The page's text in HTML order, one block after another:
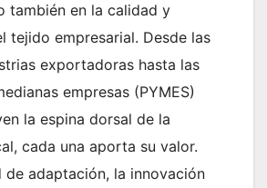
también en la calidad y
tejido empresarial. Desde las
exportadoras hasta las
empresas (PYMES)
la espina dorsal de la
cada una aporta su valor.
de adaptación, la innovación